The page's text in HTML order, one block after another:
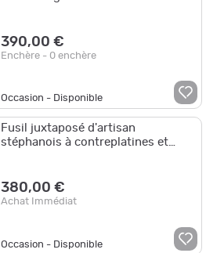
390,00 €
Enchère - 0 enchère
Occasion - Disponible
Fusil juxtaposé d'artisan
stéphanois à contreplatines et
380,00 €
Achat Immédiat
Occasion - Disponible